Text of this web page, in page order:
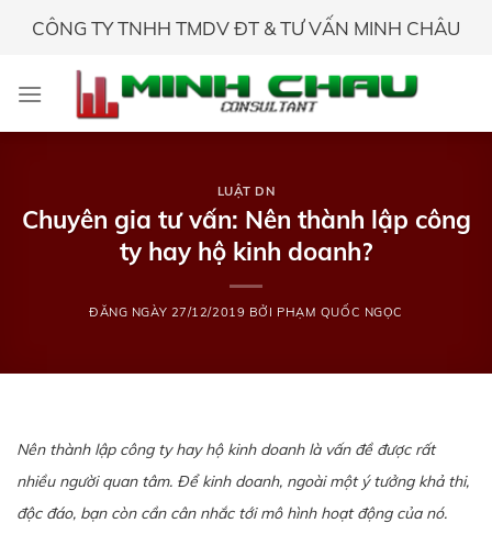
CÔNG TY TNHH TMDV ĐT & TƯ VẤN MINH CHÂU
LUẬT DN
Chuyên gia tư vấn: Nên thành lập công
ty hay hộ kinh doanh?
ĐĂNG NGÀY 27/12/2019 BỞI PHẠM QUỐC NGỌC
Nên thành lập công ty hay hộ kinh doanh là vấn đề được rất
nhiều người quan tâm. Để kinh doanh, ngoài một ý tưởng khả thi,
độc đáo, bạn còn cần cân nhắc tới mô hình hoạt động của nó.